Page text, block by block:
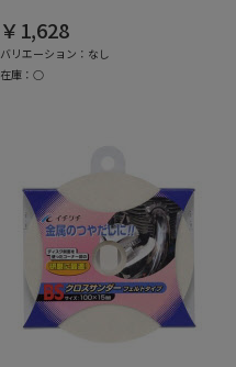
￥1,628
バリエーション：なし
在庫：○